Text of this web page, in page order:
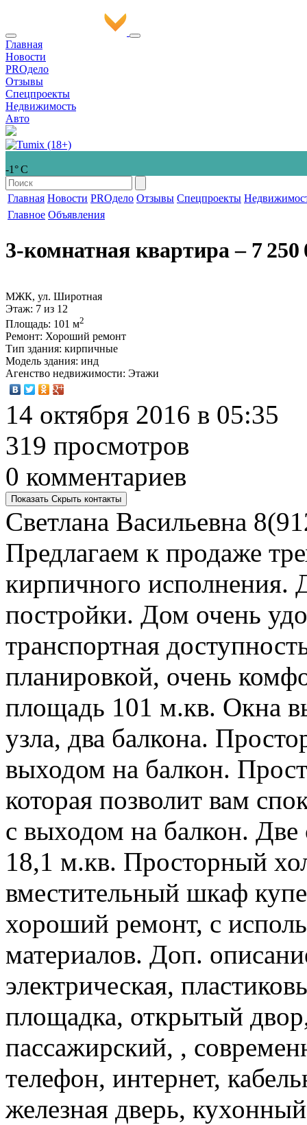
Главная
Новости
PROдело
Отзывы
Спецпроекты
Недвижимость
Авто
-1° С
Главная Новости PROдело Отзывы Спецпроекты
Главное Объявления
3-комнатная квартира‒ 7 250
МЖК, ул. Широтная
Этаж: 7 из 12
Площадь: 101 м2
Ремонт: Хороший ремонт
Тип здания: кирпичные
Модель здания: инд
Агенство недвижимости: Этажи
14 октября 2016 в 05:35
319 просмотров
0 комментариев
Показать Скрыть контакты
Светлана Васильевна
Предлагаем к продаже
кирпичного исполнения.
постройки. Дом очень
транспортная
планировкой, очень
площадь 101 м.кв. Окна
узла, два балкона.
выходом на балкон.
которая позволит вам
с выходом на балкон.
18,1 м.кв. Просторный
вместительный шкаф
хороший ремонт, с
материалов. Доп.
электрическая,
площадка, открытый
пассажирский, ,
телефон, интернет,
железная дверь,